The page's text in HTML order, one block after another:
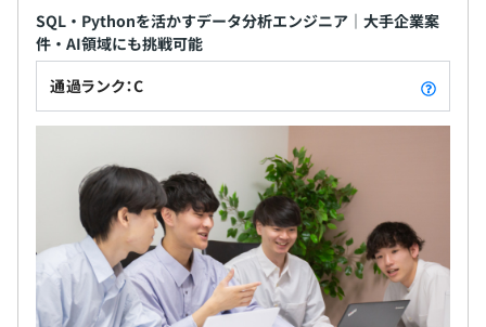
6ヵ月（その間の給与・待遇に差異なし）
SQL・Pythonを活かすデータ分析エンジニア｜大手企業案
件・AI領域にも挑戦可能
通過ランク：C